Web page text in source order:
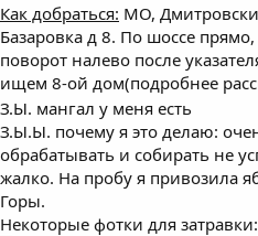
Как добраться: МО,
Базаровка д 8. По шоссе
поворот налево после
ищем 8-ой дом(подробнее
З.Ы. мангал у меня есть
З.Ы.Ы. почему я это делаю:
обрабатывать и собирать не
жалко. На пробу я привозила
Горы.
Некоторые фотки для затравки: